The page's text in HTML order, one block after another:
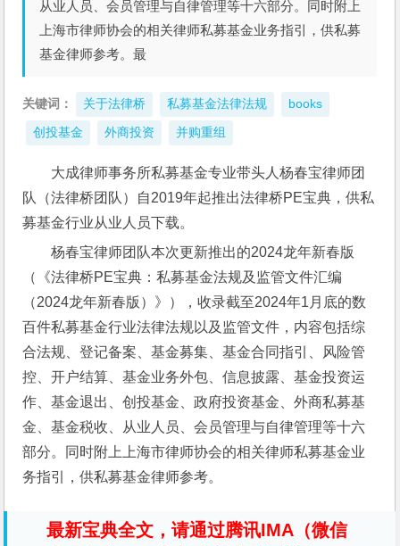
从业人员、会员管理与自律管理等十六部分。同时附上
上海市律师协会的相关律师私募基金业务指引，供私募
基金律师参考。最
关键词： 关于法律桥 私募基金法律法规 books
创投基金 外商投资 并购重组
大成律师事务所私募基金专业带头人杨春宝律师团
队（法律桥团队）自2019年起推出法律桥PE宝典，供私
募基金行业从业人员下载。
杨春宝律师团队本次更新推出的2024龙年新春版
（《法律桥PE宝典：私募基金法规及监管文件汇编
（2024龙年新春版）》），收录截至2024年1月底的数
百件私募基金行业法律法规以及监管文件，内容包括综
合法规、登记备案、基金募集、基金合同指引、风险管
控、开户结算、基金业务外包、信息披露、基金投资运
作、基金退出、创投基金、政府投资基金、外商私募基
金、基金税收、从业人员、会员管理与自律管理等十六
部分。同时附上上海市律师协会的相关律师私募基金业
务指引，供私募基金律师参考。
最新宝典全文，请通过腾讯IMA（微信